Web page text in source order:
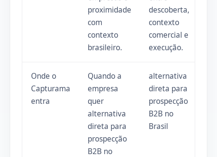
proximidade
com
contexto
brasileiro.
descoberta,
contexto
comercial e
execução.
Onde o
Capturama
entra
Quando a
empresa
quer
alternativa
direta para
prospecção
B2B no
alternativa
direta para
prospecção
B2B no
Brasil